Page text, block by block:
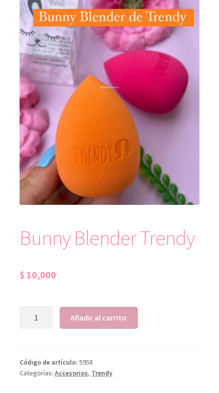
Bunny Blender Trendy
$ 10,000
Añadir al carrito
Código de artículo: 5958
Categorías: Accesorios, Trendy